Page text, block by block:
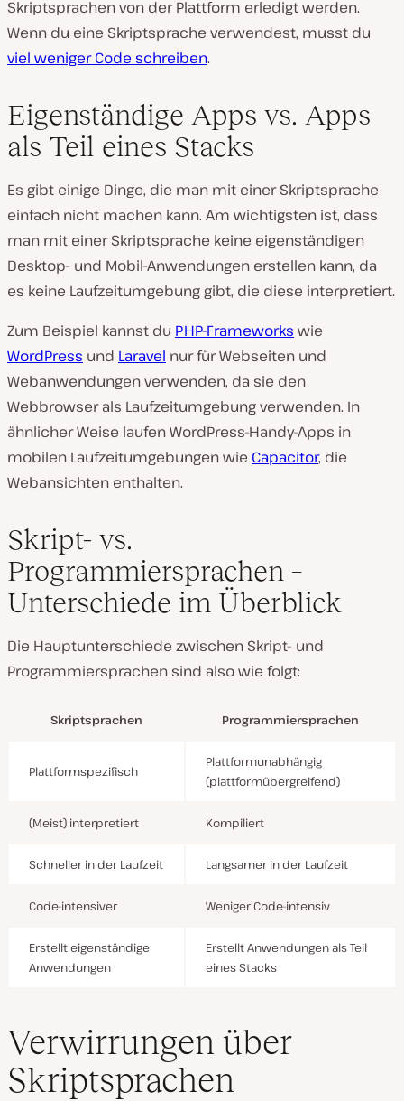
Skriptsprachen von der Plattform erledigt werden.
Wenn du eine Skriptsprache verwendest, musst du
viel weniger Code schreiben.
Eigenständige Apps vs. Apps
als Teil eines Stacks
Es gibt einige Dinge, die man mit einer Skriptsprache
einfach nicht machen kann. Am wichtigsten ist, dass
man mit einer Skriptsprache keine eigenständigen
Desktop- und Mobil-Anwendungen erstellen kann, da
es keine Laufzeitumgebung gibt, die diese interpretiert.
Zum Beispiel kannst du PHP-Frameworks wie
WordPress und Laravel nur für Webseiten und
Webanwendungen verwenden, da sie den
Webbrowser als Laufzeitumgebung verwenden. In
ähnlicher Weise laufen WordPress-Handy-Apps in
mobilen Laufzeitumgebungen wie Capacitor, die
Webansichten enthalten.
Skript- vs.
Programmiersprachen –
Unterschiede im Überblick
Die Hauptunterschiede zwischen Skript- und
Programmiersprachen sind also wie folgt:
Skriptsprachen Programmiersprachen
Plattformspezifisch
Plattformunabhängig
(plattformübergreifend)
(Meist) interpretiert Kompiliert
Schneller in der Laufzeit Langsamer in der Laufzeit
Code-intensiver Weniger Code-intensiv
Erstellt eigenständige
Anwendungen
Erstellt Anwendungen als Teil
eines Stacks
Verwirrungen über
Skriptsprachen